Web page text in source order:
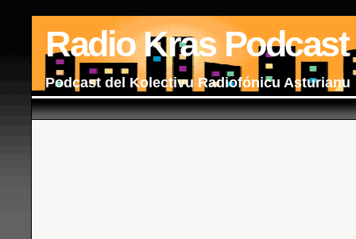
Radio Kras Podcast
Podcast del Kolectivu Radiofónicu Asturianu